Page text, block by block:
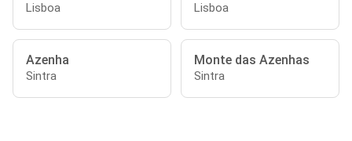
Lisboa Lisboa
Azenha
Sintra
Monte das Azenhas
Sintra